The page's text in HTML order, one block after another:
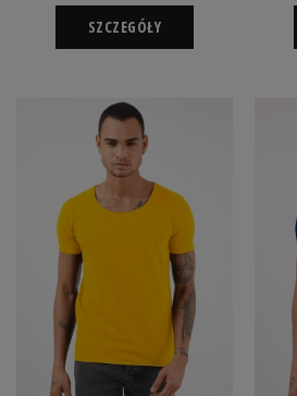
SZCZEGÓŁY